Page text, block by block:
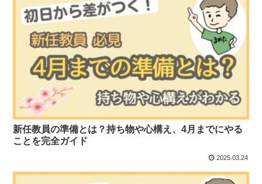
新任教員の準備とは？持ち物や心構え、4月までにやる
ことを完全ガイド
2025.03.24